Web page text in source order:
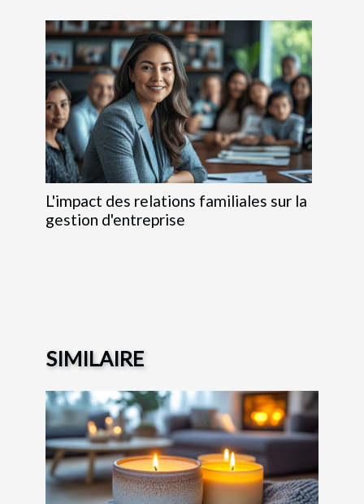
L'impact des relations familiales sur la
gestion d'entreprise
SIMILAIRE